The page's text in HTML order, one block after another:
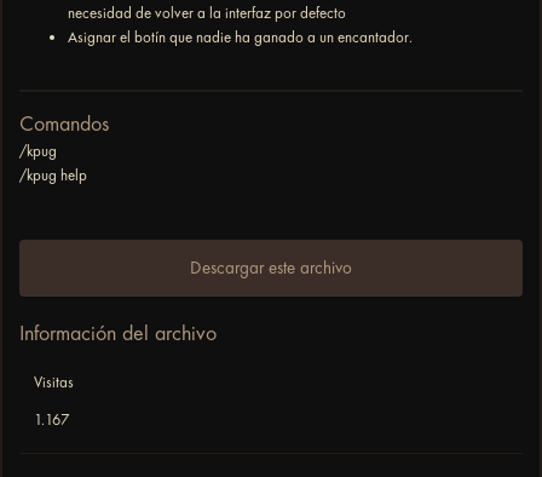
necesidad de volver a la interfaz por defecto
Asignar el botín que nadie ha ganado a un encantador.
Comandos
/kpug
/kpug help
Descargar este archivo
Información del archivo
Visitas
1.167